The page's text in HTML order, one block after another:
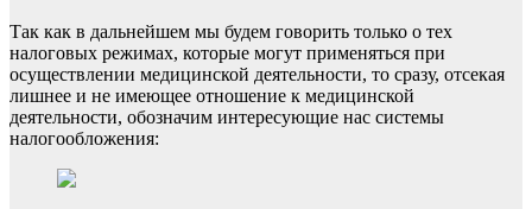
Так как в дальнейшем мы будем говорить только о тех
налоговых режимах, которые могут применяться при
осуществлении медицинской деятельности, то сразу, отсекая
лишнее и не имеющее отношение к медицинской
деятельности, обозначим интересующие нас системы
налогообложения: